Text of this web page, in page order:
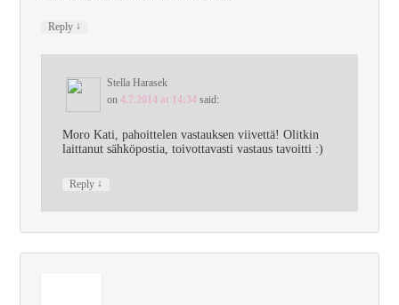
Reply ↓
Stella Harasek
on 4.7.2014 at 14:34 said:
Moro Kati, pahoittelen vastauksen viivettä! Olitkin
laittanut sähköpostia, toivottavasti vastaus tavoitti :)
Reply ↓